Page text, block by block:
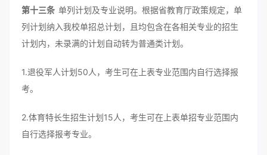
第十三条 单列计划及专业说明。根据省教育厅政策规定，单
列计划纳入我校单招总计划，且均包含在各相关专业的招生
计划内，未录满的计划自动转为普通类计划。
1.退役军人计划50人，考生可在上表专业范围内自行选择报
考。
2.体育特长生招生计划15人，考生可在上表单招专业范围内
自行选择报考专业。